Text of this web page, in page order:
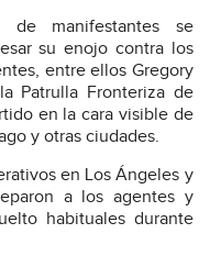
manifestantes se
su enojo contra los
entre ellos Gregory
Patrulla Fronteriza de
en la cara visible de
y otras ciudades.
en Los Ángeles y
a los agentes y
habituales durante